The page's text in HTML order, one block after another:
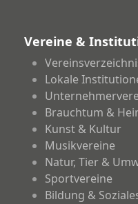
Vereine &
Lokale
Brauchtum &
Kunst & Kultur
Musikvereine
Natur, Tier &
Sportvereine
Bildung &